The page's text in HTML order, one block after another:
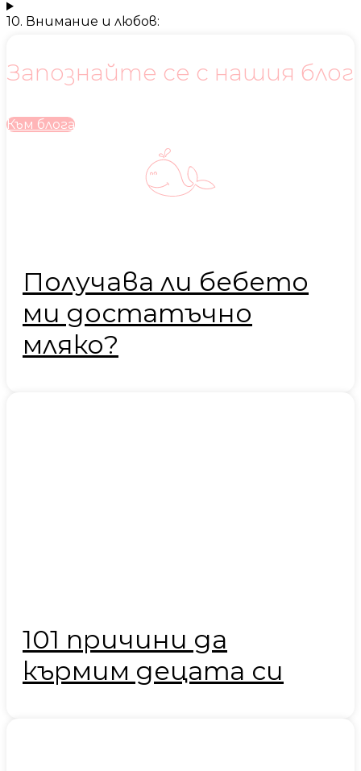
10. Внимание и любов:
Запознайте се с нашия блог
Към блога
Получава ли бебето
ми достатъчно
мляко?
101 причини да
кърмим децата си